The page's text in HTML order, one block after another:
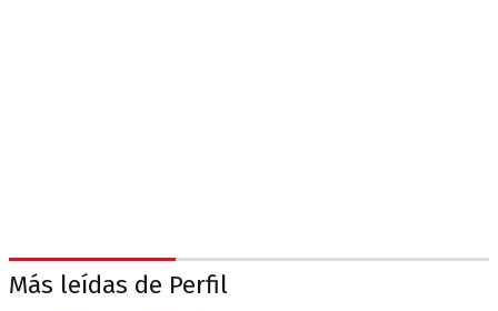
Más leídas de Perfil